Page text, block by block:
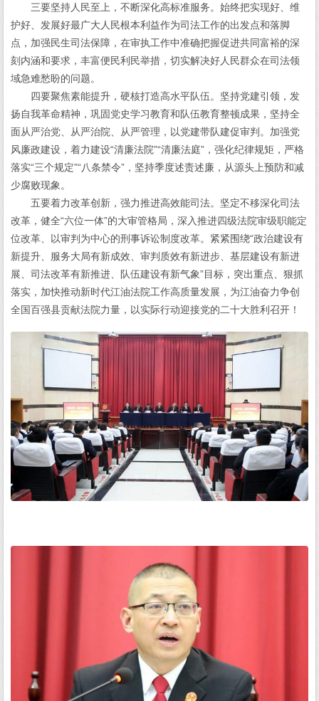
三要坚持人民至上，不断深化高标准服务。始终把实现好、维
护好、发展好最广大人民根本利益作为司法工作的出发点和落脚
点，加强民生司法保障，在审执工作中准确把握促进共同富裕的深
刻内涵和要求，丰富便民利民举措，切实解决好人民群众在司法领
域急难愁盼的问题。
四要聚焦素能提升，硬核打造高水平队伍。坚持党建引领，发
扬自我革命精神，巩固党史学习教育和队伍教育整顿成果，坚持全
面从严治党、从严治院、从严管理，以党建带队建促审判。加强党
风廉政建设，着力建设“清廉法院”“清廉法庭”，强化纪律规矩，严格
落实“三个规定”“八条禁令”，坚持季度述责述廉，从源头上预防和减
少腐败现象。
五要着力改革创新，强力推进高效能司法。坚定不移深化司法
改革，健全“六位一体”的大审管格局，深入推进四级法院审级职能定
位改革、以审判为中心的刑事诉讼制度改革。紧紧围绕“政治建设有
新提升、服务大局有新成效、审判质效有新进步、基层建设有新进
展、司法改革有新推进、队伍建设有新气象”目标，突出重点、狠抓
落实，加快推动新时代江油法院工作高质量发展，为江油奋力争创
全国百强县贡献法院力量，以实际行动迎接党的二十大胜利召开！